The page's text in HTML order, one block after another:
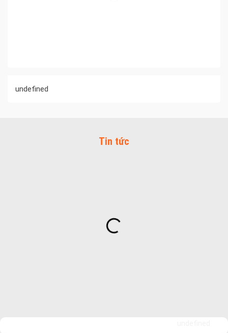
undefined
Tin tức